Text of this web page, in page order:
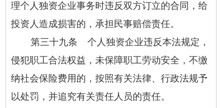
理个人独资企业事务时违反双方订立的合同，给
投资人造成损害的，承担民事赔偿责任。
第三十九条 个人独资企业违反本法规定，
侵犯职工合法权益，未保障职工劳动安全，不缴
纳社会保险费用的，按照有关法律、行政法规予
以处罚，并追究有关责任人员的责任。